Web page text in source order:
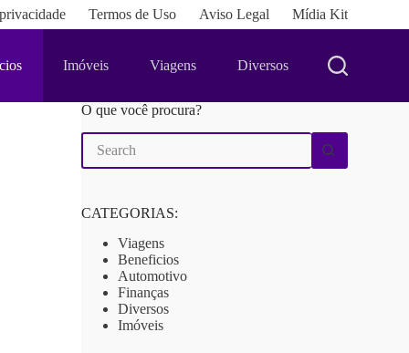
Termos de Uso Aviso Legal Mídia Kit
Imóveis Viagens Diversos
O que você procura?
No
results
CATEGORIAS:
Viagens
Beneficios
Automotivo
Finanças
Diversos
Imóveis